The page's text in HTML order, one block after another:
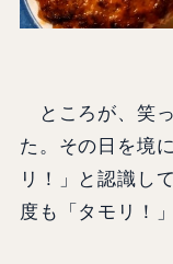
ところが、笑
た。その日を境
リ！」と認識し
度も「タモリ！